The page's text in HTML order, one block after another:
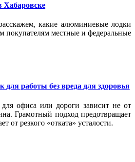
какие алюминиевые лодки
покупателям местные и федеральные
для работы без вреда для здоровья
офиса или дороги зависит не от
Грамотный подход предотвращает
от резкого «отката» усталости.